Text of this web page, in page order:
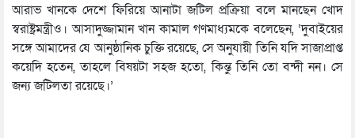
আরাভ খানকে দেশে ফিরিয়ে আনাটা জটিল প্রক্রিয়া বলে মানছেন খোদ
স্বরাষ্ট্রমন্ত্রীও। আসাদুজ্জামান খান কামাল গণমাধ্যমকে বলেছেন, ‘দুবাইয়ের
সঙ্গে আমাদের যে আনুষ্ঠানিক চুক্তি রয়েছে, সে অনুযায়ী তিনি যদি সাজাপ্রাপ্ত
কয়েদি হতেন, তাহলে বিষয়টা সহজ হতো, কিন্তু তিনি তো বন্দী নন। সে
জন্য জটিলতা রয়েছে।’